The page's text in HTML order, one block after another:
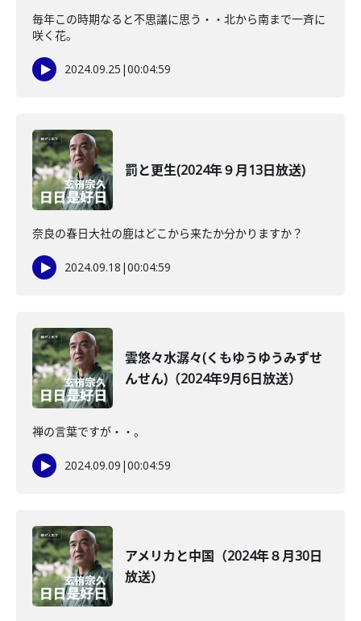
毎年この時期なると不思議に思う・・北から南まで一斉に
咲く花。
2024.09.25 |00:04:59
罰と更生(2024年９月13日放送)
奈良の春日大社の鹿はどこから来たか分かりますか？
2024.09.18 |00:04:59
雲悠々水潺々(くもゆうゆうみずせ
んせん)（2024年9月6日放送）
禅の言葉ですが・・。
2024.09.09 |00:04:59
アメリカと中国（2024年８月30日
放送）